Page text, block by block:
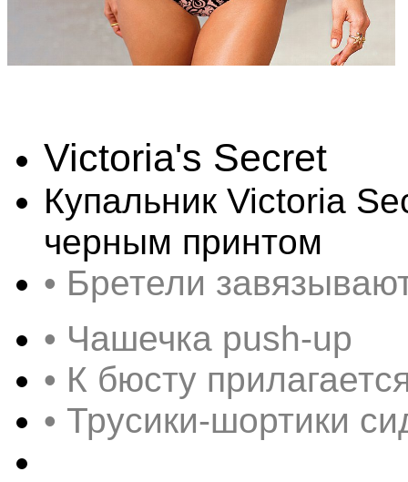
Victoria's Secret
Купальник Victoria
черным принтом
• Бретели
• Чашечка push-up
• К бюсту
• Трусики-шортики